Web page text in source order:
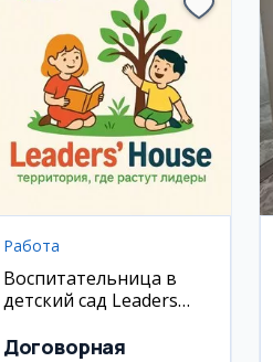
Работа
Воспитательница в
детский сад Leaders
Договорная